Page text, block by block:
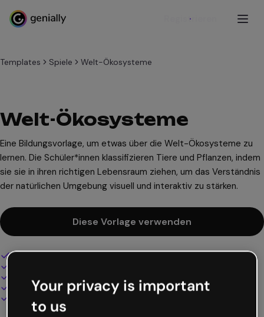
Registrieren
Templates Spiele Welt-Ökosysteme
Welt-Ökosysteme
Eine Bildungsvorlage, um etwas über die Welt-Ökosysteme zu
lernen. Die Schüler*innen klassifizieren Tiere und Pflanzen, indem
sie sie in ihren richtigen Lebensraum ziehen, um das Verständnis
der natürlichen Umgebung visuell und interaktiv zu stärken.
Diese Vorlage verwenden
Interaktives und animiertes Design
Online präsentieren, teilen oder veröffentlichen
Als PDF, MP4 und andere Formate herunterladen
Your privacy is important
to us